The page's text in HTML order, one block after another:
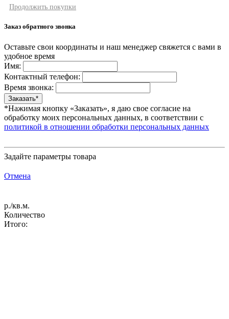
Продолжить покупки
Заказ обратного звонка
Оставьте свои координаты и наш менеджер свяжется с вами в
удобное время
Имя:
Контактный телефон:
Время звонка:
*Нажимая кнопку «Заказать», я даю свое согласие на
обработку моих персональных данных, в соответствии с
политикой в отношении обработки персональных данных
Задайте параметры товара
Отмена
р./кв.м.
Количество
Итого: